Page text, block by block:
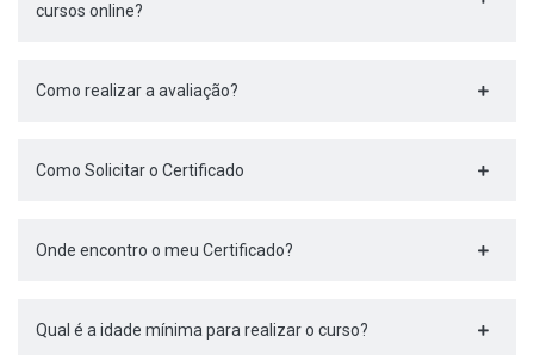
cursos online?
Como realizar a avaliação?
Como Solicitar o Certificado
Onde encontro o meu Certificado?
Qual é a idade mínima para realizar o curso?